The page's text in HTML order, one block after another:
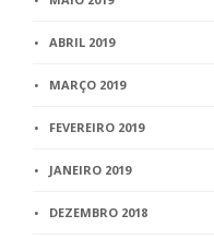
ABRIL 2019
MARÇO 2019
FEVEREIRO 2019
JANEIRO 2019
DEZEMBRO 2018